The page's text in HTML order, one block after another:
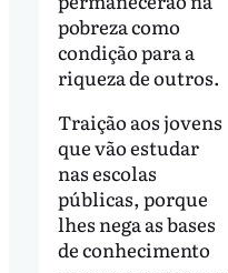
pobreza como
condição para a
riqueza de outros.
Traição aos jovens
que vão estudar
nas escolas
públicas, porque
lhes nega as bases
de conhecimento